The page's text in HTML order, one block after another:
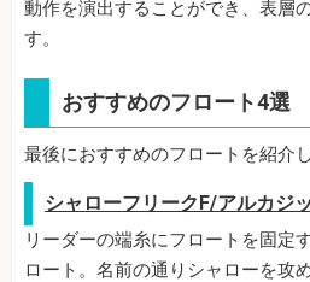
動作を演出することができ、表層
す。
おすすめのフロート4選
最後におすすめのフロートを紹介し
シャローフリークF/アルカジ
リーダーの端糸にフロートを固定
ロート。名前の通りシャローを攻